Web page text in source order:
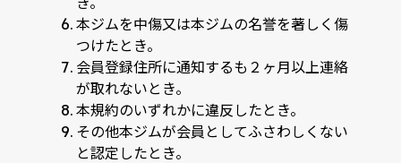
本ジムを中傷又は本ジムの名誉を著しく傷
つけたとき。
会員登録住所に通知するも２ヶ月以上連絡
が取れないとき。
本規約のいずれかに違反したとき。
その他本ジムが会員としてふさわしくない
と認定したとき。